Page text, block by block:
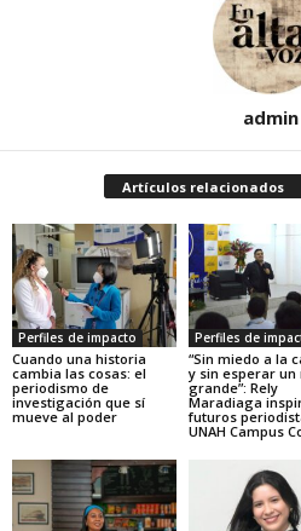
admin
Artículos relacionados
Perfiles de impacto
Cuando una historia
cambia las cosas: el
periodismo de
investigación que sí
mueve al poder
Perfiles de
“Sin miedo a la
y sin esperar un
grande”: Rely
Maradiaga
futuros
UNAH Campus